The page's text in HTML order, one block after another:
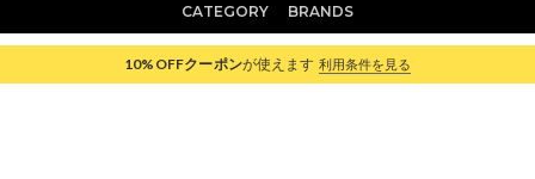
CATEGORY BRANDS
10%OFFクーポンが使えます 利用条件を見る